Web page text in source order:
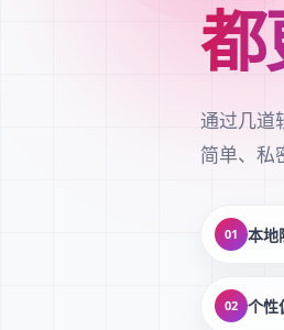
都
通过几道
简单、私
01 本地
02 个性